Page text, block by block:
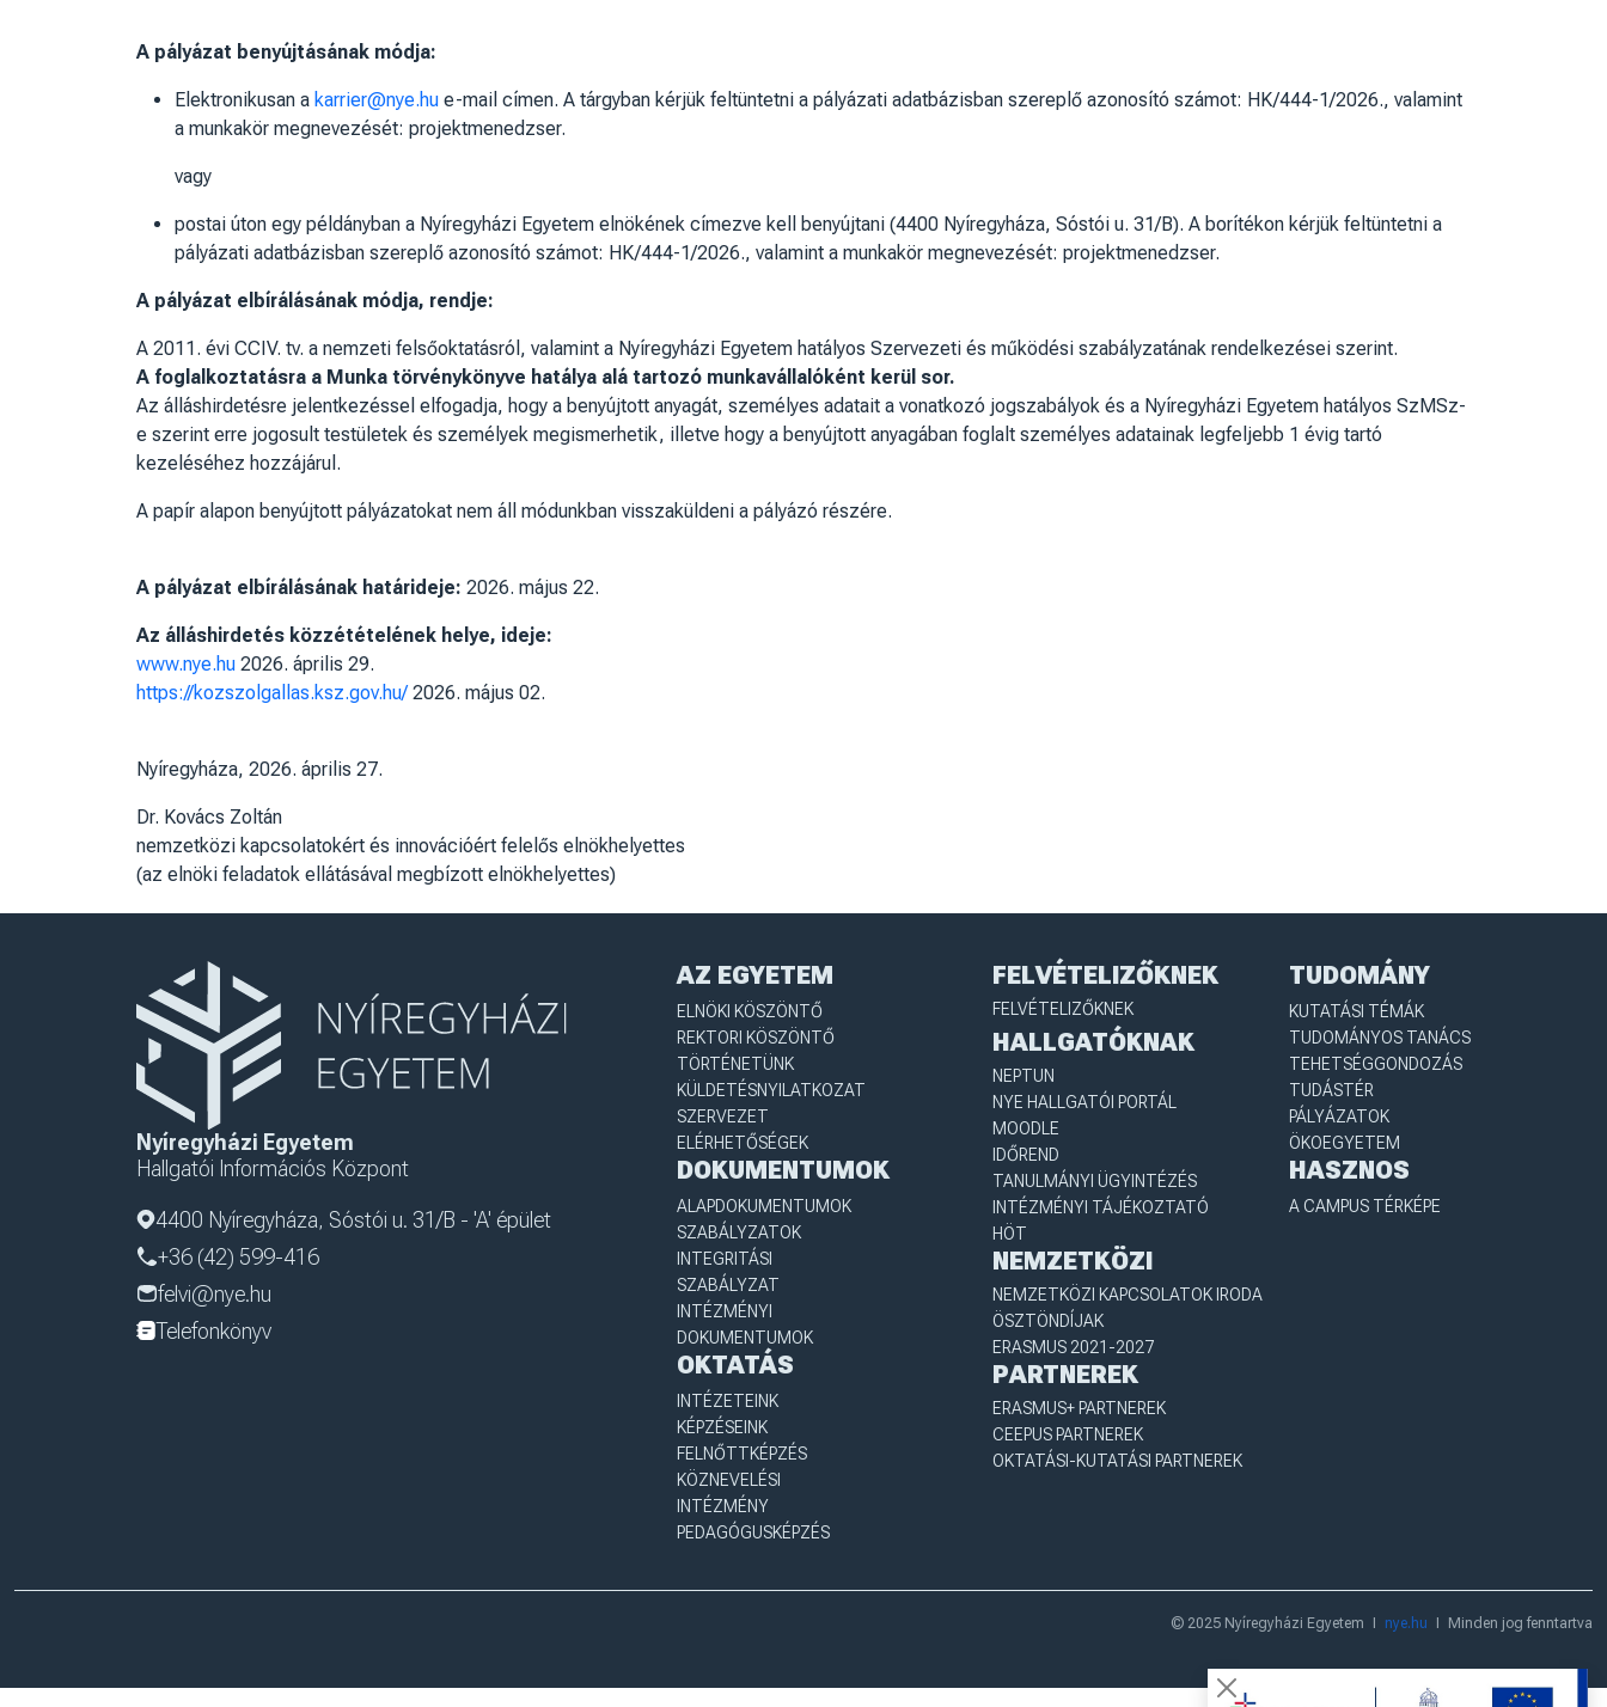
A pályázat benyújtásának módja:
Elektronikusan a karrier@nye.hu e-mail címen. A tárgyban kérjük feltüntetni a pályázati adatbázisban szereplő azonosító számot: HK/444-1/2026., valamint
a munkakör megnevezését: projektmenedzser.
vagy
postai úton egy példányban a Nyíregyházi Egyetem elnökének címezve kell benyújtani (4400 Nyíregyháza, Sóstói u. 31/B). A borítékon kérjük feltüntetni a
pályázati adatbázisban szereplő azonosító számot: HK/444-1/2026., valamint a munkakör megnevezését: projektmenedzser.
A pályázat elbírálásának módja, rendje:
A 2011. évi CCIV. tv. a nemzeti felsőoktatásról, valamint a Nyíregyházi Egyetem hatályos Szervezeti és működési szabályzatának rendelkezései szerint.
A foglalkoztatásra a Munka törvénykönyve hatálya alá tartozó munkavállalóként kerül sor.
Az álláshirdetésre jelentkezéssel elfogadja, hogy a benyújtott anyagát, személyes adatait a vonatkozó jogszabályok és a Nyíregyházi Egyetem hatályos SzMSz-
e szerint erre jogosult testületek és személyek megismerhetik, illetve hogy a benyújtott anyagában foglalt személyes adatainak legfeljebb 1 évig tartó
kezeléséhez hozzájárul.
A papír alapon benyújtott pályázatokat nem áll módunkban visszaküldeni a pályázó részére.
A pályázat elbírálásának határideje: 2026. május 22.
Az álláshirdetés közzétételének helye, ideje:
www.nye.hu 2026. április 29.
https://kozszolgallas.ksz.gov.hu/2026. május 02.
Nyíregyháza, 2026. április 27.
Dr. Kovács Zoltán
nemzetközi kapcsolatokért és innovációért felelős elnökhelyettes
(az elnöki feladatok ellátásával megbízott elnökhelyettes)
Nyíregyházi Egyetem
Hallgatói Információs Központ
4400 Nyíregyháza, Sóstói u. 31/B - 'A' épület
+36 (42) 599-416
felvi@nye.hu
Telefonkönyv
AZ EGYETEM
ELNÖKI KÖSZÖNTŐ
REKTORI KÖSZÖNTŐ
TÖRTÉNETÜNK
KÜLDETÉSNYILATKOZAT
SZERVEZET
ELÉRHETŐSÉGEK
DOKUMENTUMOK
ALAPDOKUMENTUMOK
SZABÁLYZATOK
INTEGRITÁSI
SZABÁLYZAT
INTÉZMÉNYI
DOKUMENTUMOK
OKTATÁS
INTÉZETEINK
KÉPZÉSEINK
FELNŐTTKÉPZÉS
KÖZNEVELÉSI
INTÉZMÉNY
PEDAGÓGUSKÉPZÉS
FELVÉTELIZŐKNEK
FELVÉTELIZŐKNEK
HALLGATÓKNAK
NEPTUN
NYE HALLGATÓI PORTÁL
MOODLE
IDŐREND
TANULMÁNYI ÜGYINTÉZÉS
INTÉZMÉNYI TÁJÉKOZTATÓ
HÖT
NEMZETKÖZI
NEMZETKÖZI KAPCSOLATOK IRODA
ÖSZTÖNDÍJAK
ERASMUS 2021-2027
PARTNEREK
ERASMUS+ PARTNEREK
CEEPUS PARTNEREK
OKTATÁSI-KUTATÁSI PARTNEREK
TUDOMÁNY
KUTATÁSI TÉMÁK
TUDOMÁNYOS TANÁCS
TEHETSÉGGONDOZÁS
TUDÁSTÉR
PÁLYÁZATOK
ÖKOEGYETEM
HASZNOS
A CAMPUS TÉRKÉPE
© 2025 Nyíregyházi Egyetem nye.hu Minden jog fenntartva